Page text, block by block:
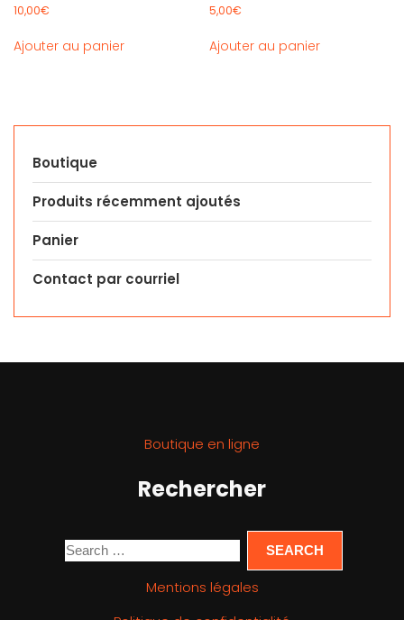
10,00€
Ajouter au panier
5,00€
Ajouter au panier
Boutique
Produits récemment ajoutés
Panier
Contact par courriel
Boutique en ligne
Rechercher
Mentions légales